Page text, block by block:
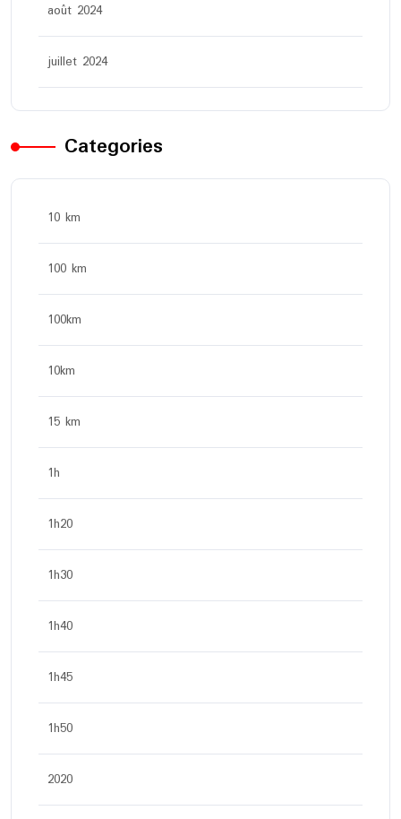
août 2024
juillet 2024
Categories
10 km
100 km
100km
10km
15 km
1h
1h20
1h30
1h40
1h45
1h50
2020